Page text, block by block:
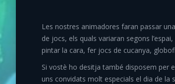
Les nostres animadores faran passar
de jocs, els quals variaran segons
pintar la cara, fer jocs de cucanya,
Si vostè ho desitja també disposem per
uns convidats molt especials el dia de la